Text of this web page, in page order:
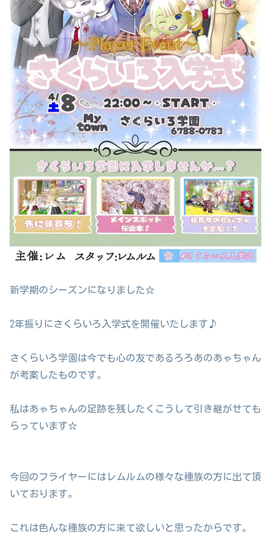
新学期のシーズンになりました☆
2年振りにさくらいろ入学式を開催いたします♪
さくらいろ学園は今でも心の友であるろろあのあゃちゃん
が考案したものです。
私はあゃちゃんの足跡を残したくこうして引き継がせても
らっています☆
今回のフライヤーにはレムルムの様々な種族の方に出て頂
いております。
これは色んな種族の方に来て欲しいと思ったからです。